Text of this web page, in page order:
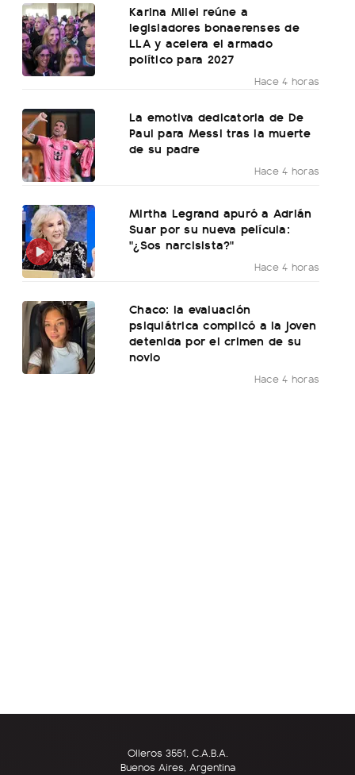
Karina Milei reúne a
legisladores bonaerenses de
LLA y acelera el armado
político para 2027
Hace 4 horas
La emotiva dedicatoria de De
Paul para Messi tras la muerte
de su padre
Hace 4 horas
Mirtha Legrand apuró a Adrián
Suar por su nueva película:
"¿Sos narcisista?"
Hace 4 horas
Chaco: la evaluación
psiquiátrica complicó a la joven
detenida por el crimen de su
novio
Hace 4 horas
Olleros 3551, C.A.B.A.
Buenos Aires, Argentina